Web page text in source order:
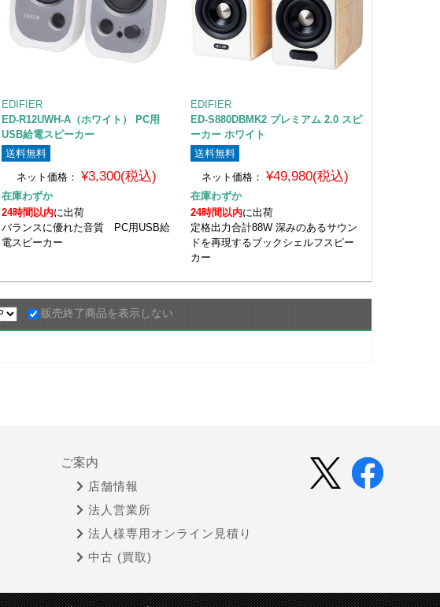
EDIFIER
ED-R12UWH-A（ホワイト） PC用
USB給電スピーカー
送料無料
ネット価格：
¥3,300(税込)
在庫わずか
24時間以内に出荷
バランスに優れた音質 PC用USB給
電スピーカー
EDIFIER
ED-S880DBMK2 プレミアム 2.0 スピ
ーカー ホワイト
送料無料
ネット価格： ¥49,980(税込)
在庫わずか
24時間以内に出荷
定格出力合計88W 深みのあるサウン
ドを再現するブックシェルフスピー
カー
販売終了商品を表示しない
ご案内
店舗情報
法人営業所
法人様専用オンライン見積り
中古 (買取)